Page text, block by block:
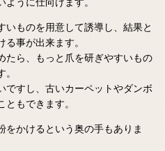
ものを用意して誘導し、結果と
事が出来ます。
たら、もっと爪を研ぎやすいもの
ですし、古いカーペットやダンボ
もできます。
かけるという奥の手もありま